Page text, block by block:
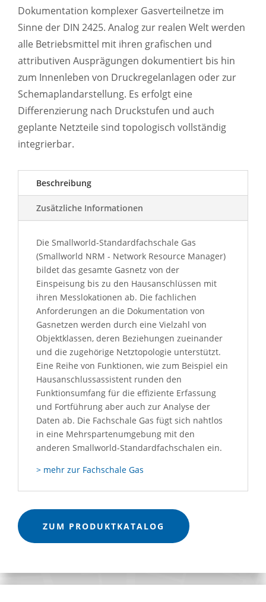
Dokumentation komplexer Gasverteilnetze im
Sinne der DIN 2425. Analog zur realen Welt werden
alle Betriebsmittel mit ihren grafischen und
attributiven Ausprägungen dokumentiert bis hin
zum Innenleben von Druckregelanlagen oder zur
Schemaplandarstellung. Es erfolgt eine
Differenzierung nach Druckstufen und auch
geplante Netzteile sind topologisch vollständig
integrierbar.
Beschreibung
Zusätzliche Informationen
Die Smallworld-Standardfachschale Gas
(Smallworld NRM - Network Resource Manager)
bildet das gesamte Gasnetz von der
Einspeisung bis zu den Hausanschlüssen mit
ihren Messlokationen ab. Die fachlichen
Anforderungen an die Dokumentation von
Gasnetzen werden durch eine Vielzahl von
Objektklassen, deren Beziehungen zueinander
und die zugehörige Netztopologie unterstützt.
Eine Reihe von Funktionen, wie zum Beispiel ein
Hausanschlussassistent runden den
Funktionsumfang für die effiziente Erfassung
und Fortführung aber auch zur Analyse der
Daten ab. Die Fachschale Gas fügt sich nahtlos
in eine Mehrspartenumgebung mit den
anderen Smallworld-Standardfachschalen ein.
> mehr zur Fachschale Gas
ZUM PRODUKTKATALOG